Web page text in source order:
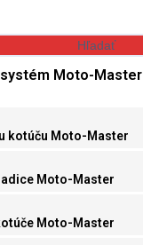
Moto-Master
kotúču Moto-Master
Moto-Master
Moto-Master